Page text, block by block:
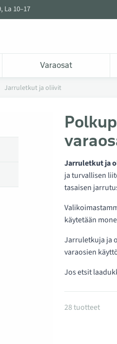
La 10–17
Varaosat
Jarruletkut ja oliivit
Jarruletkut ja
ja turvallisen
tasaisen
käytetään
Jarruletkuja ja
varaosien
Jos etsit
Tuotteet
28 tuotteet